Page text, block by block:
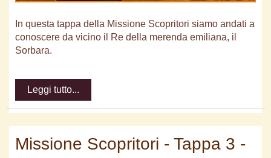
In questa tappa della Missione Scopritori siamo andati a
conoscere da vicino il Re della merenda emiliana, il
Sorbara.
Leggi tutto...
Missione Scopritori - Tappa 3 -